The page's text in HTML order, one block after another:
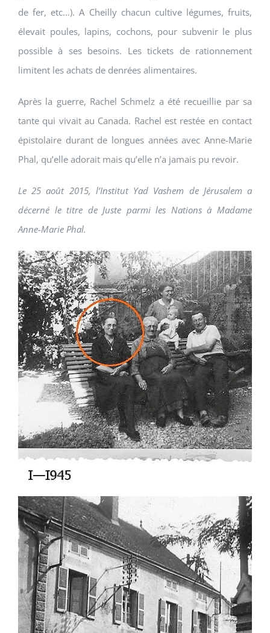
de fer, etc…). A Cheilly chacun cultive légumes, fruits,
élevait poules, lapins, cochons, pour subvenir le plus
possible à ses besoins. Les tickets de rationnement
limitent les achats de denrées alimentaires.
Après la guerre, Rachel Schmelz a été recueillie par sa
tante qui vivait au Canada. Rachel est restée en contact
épistolaire durant de longues années avec Anne-Marie
Phal, qu’elle adorait mais qu’elle n’a jamais pu revoir.
Le 25 août 2015, l’Institut Yad Vashem de Jérusalem a
décerné le titre de Juste parmi les Nations à Madame
Anne-Marie Phal.